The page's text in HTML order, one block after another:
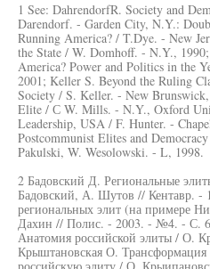
1 See: DahrendorfR. Society and
Darendorf. - Garden City, N.Y.:
Running America? / T.Dye. - New
the State / W. Domhoff. - N.Y.,
America? Power and Politics in the
2001; Keller S. Beyond the Ruling
Society / S. Keller. - New
Elite / С W. Mills. - N.Y., Oxford
Leadership, USA / F. Hunter. -
Postcommunist Elites and
Pakulski, W. Wesolowski. - L, 1998.
2 Бадовский Д. Региональные
Бадовский, А. Шутов // Кентавр. -
региональных элит (на примере
Дахин // Полис. - 2003. - №4. - С.
Анатомия российской элиты / О.
Крыштановская О.